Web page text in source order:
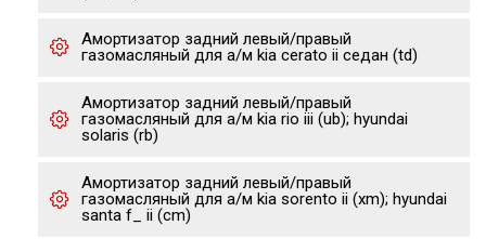
Амортизатор задний левый/правый
газомасляный для а/м kia cerato ii седан (td)
Амортизатор задний левый/правый
газомасляный для а/м kia rio iii (ub); hyundai
solaris (rb)
Амортизатор задний левый/правый
газомасляный для а/м kia sorento ii (xm); hyundai
santa f_ ii (cm)